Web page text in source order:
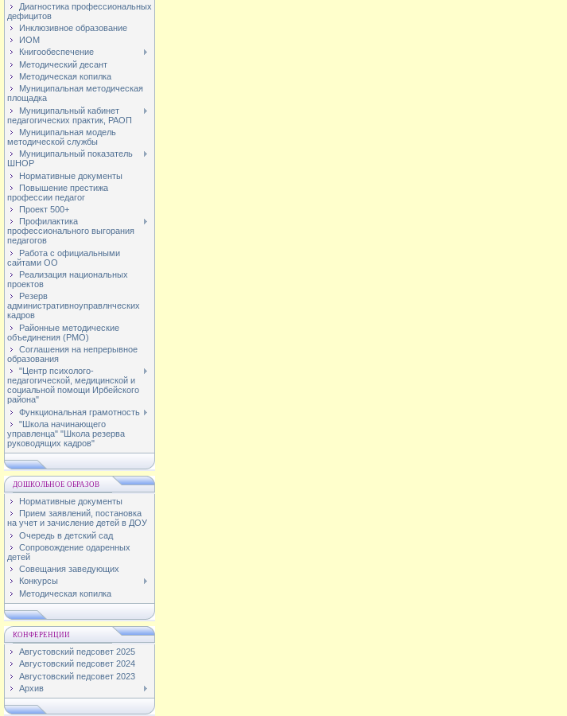
Диагностика профессиональных
дефицитов
Инклюзивное образование
ИОМ
Книгообеспечение
Методический десант
Методическая копилка
Муниципальная методическая
площадка
Муниципальный кабинет
педагогических практик, РАОП
Муниципальная модель
методической службы
Муниципальный показатель
ШНОР
Нормативные документы
Повышение престижа
профессии педагог
Проект 500+
Профилактика
профессионального выгорания
педагогов
Работа с официальными
сайтами ОО
Реализация национальных
проектов
Резерв
административноуправлнческих
кадров
Районные методические
объединения (РМО)
Соглашения на непрерывное
образования
"Центр психолого-
педагогической, медицинской и
социальной помощи Ирбейского
района"
Функциональная грамотность
"Школа начинающего
управленца" "Школа резерва
руководящих кадров"
ДОШКОЛЬНОЕ ОБРАЗОВ
Нормативные документы
Прием заявлений, постановка
на учет и зачисление детей в ДОУ
Очередь в детский сад
Сопровождение одаренных
детей
Совещания заведующих
Конкурсы
Методическая копилка
КОНФЕРЕНЦИИ
Августовский педсовет 2025
Августовский педсовет 2024
Августовский педсовет 2023
Архив